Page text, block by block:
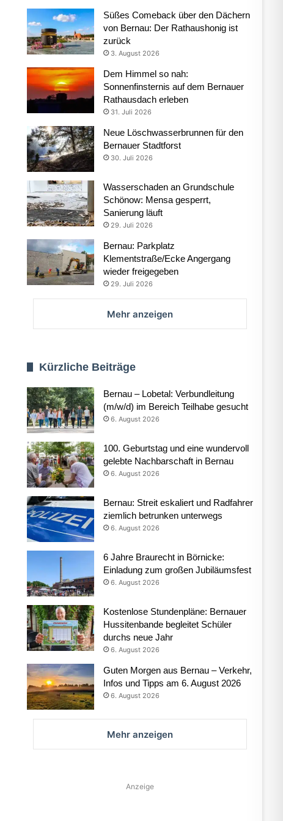
Süßes Comeback über den Dächern
von Bernau: Der Rathaushonig ist
zurück
3. August 2026
Dem Himmel so nah:
Sonnenfinsternis auf dem Bernauer
Rathausdach erleben
31. Juli 2026
Neue Löschwasserbrunnen für den
Bernauer Stadtforst
30. Juli 2026
Wasserschaden an Grundschule
Schönow: Mensa gesperrt,
Sanierung läuft
29. Juli 2026
Bernau: Parkplatz
Klementstraße/Ecke Angergang
wieder freigegeben
29. Juli 2026
Mehr anzeigen
Kürzliche Beiträge
Bernau – Lobetal: Verbundleitung
(m/w/d) im Bereich Teilhabe gesucht
6. August 2026
100. Geburtstag und eine wundervoll
gelebte Nachbarschaft in Bernau
6. August 2026
Bernau: Streit eskaliert und Radfahrer
ziemlich betrunken unterwegs
6. August 2026
6 Jahre Braurecht in Börnicke:
Einladung zum großen Jubiläumsfest
6. August 2026
Kostenlose Stundenpläne: Bernauer
Hussitenbande begleitet Schüler
durchs neue Jahr
6. August 2026
Guten Morgen aus Bernau – Verkehr,
Infos und Tipps am 6. August 2026
6. August 2026
Mehr anzeigen
Anzeige